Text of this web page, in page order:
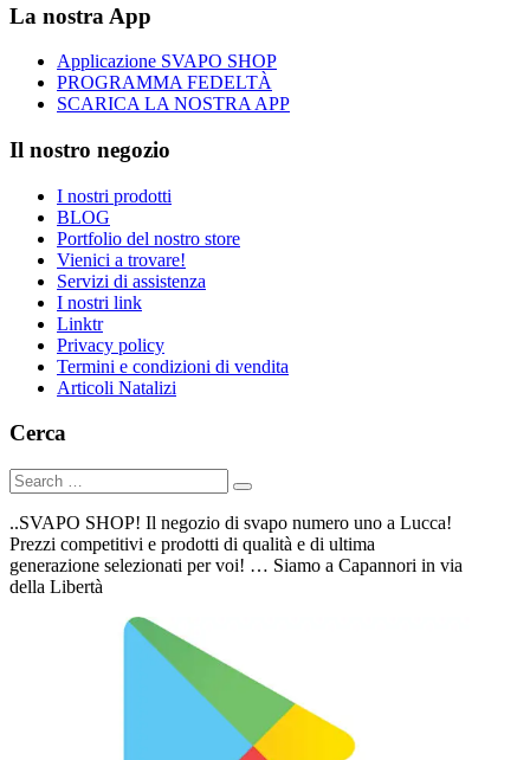
La nostra App
Applicazione SVAPO SHOP
PROGRAMMA FEDELTÀ
SCARICA LA NOSTRA APP
Il nostro negozio
I nostri prodotti
BLOG
Portfolio del nostro store
Vienici a trovare!
Servizi di assistenza
I nostri link
Linktr
Privacy policy
Termini e condizioni di vendita
Articoli Natalizi
Cerca
..SVAPO SHOP! Il negozio di svapo numero uno a Lucca!
Prezzi competitivi e prodotti di qualità e di ultima
generazione selezionati per voi! … Siamo a Capannori in via
della Libertà